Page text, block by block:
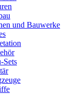
und Bauwerke
Sets